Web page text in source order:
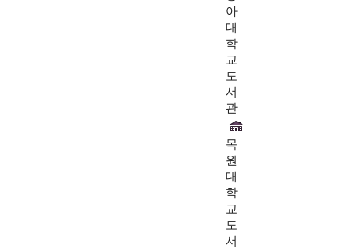
아
대
학
교
도
서
관
목
원
대
학
교
도
서